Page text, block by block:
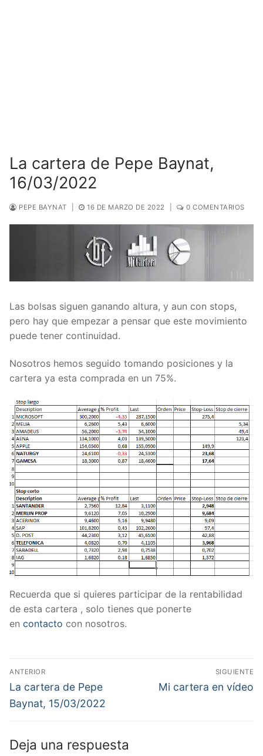
La cartera de Pepe Baynat,
16/03/2022
PEPE BAYNAT 16 DE MARZO DE 2022 0 COMENTARIOS
Las bolsas siguen ganando altura, y aun con stops,
pero hay que empezar a pensar que este movimiento
puede tener continuidad.
Nosotros hemos seguido tomando posiciones y la
cartera ya esta comprada en un 75%.
Recuerda que si quieres participar de la rentabilidad
de esta cartera , solo tienes que ponerte
en contacto con nosotros.
Navegación
de
entradas
ANTERIOR
Entrada
anterior:
La cartera de Pepe
Baynat, 15/03/2022
SIGUIENTE
Entrada
Mi cartera en vídeo
Deja una respuesta